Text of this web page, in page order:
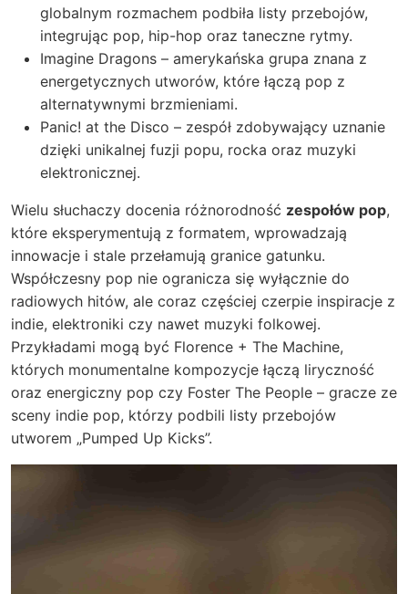
globalnym rozmachem podbiła listy przebojów,
integrując pop, hip-hop oraz taneczne rytmy.
Imagine Dragons – amerykańska grupa znana z
energetycznych utworów, które łączą pop z
alternatywnymi brzmieniami.
Panic! at the Disco – zespół zdobywający uznanie
dzięki unikalnej fuzji popu, rocka oraz muzyki
elektronicznej.
Wielu słuchaczy docenia różnorodność zespołów pop,
które eksperymentują z formatem, wprowadzają
innowacje i stale przełamują granice gatunku.
Współczesny pop nie ogranicza się wyłącznie do
radiowych hitów, ale coraz częściej czerpie inspiracje z
indie, elektroniki czy nawet muzyki folkowej.
Przykładami mogą być Florence + The Machine,
których monumentalne kompozycje łączą liryczność
oraz energiczny pop czy Foster The People – gracze ze
sceny indie pop, którzy podbili listy przebojów
utworem „Pumped Up Kicks”.